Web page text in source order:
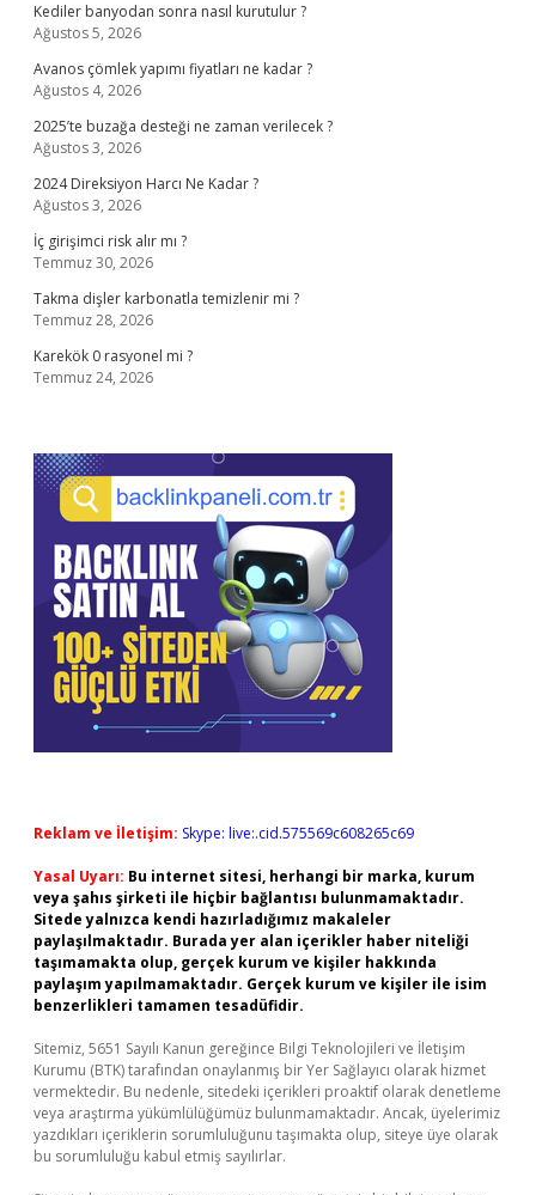
Kediler banyodan sonra nasıl kurutulur ?
Ağustos 5, 2026
Avanos çömlek yapımı fiyatları ne kadar ?
Ağustos 4, 2026
2025’te buzağa desteği ne zaman verilecek ?
Ağustos 3, 2026
2024 Direksiyon Harcı Ne Kadar ?
Ağustos 3, 2026
İç girişimci risk alır mı ?
Temmuz 30, 2026
Takma dişler karbonatla temizlenir mi ?
Temmuz 28, 2026
Karekök 0 rasyonel mi ?
Temmuz 24, 2026
Reklam ve İletişim: Skype: live:.cid.575569c608265c69
Yasal Uyarı: Bu internet sitesi, herhangi bir marka, kurum
veya şahıs şirketi ile hiçbir bağlantısı bulunmamaktadır.
Sitede yalnızca kendi hazırladığımız makaleler
paylaşılmaktadır. Burada yer alan içerikler haber niteliği
taşımamakta olup, gerçek kurum ve kişiler hakkında
paylaşım yapılmamaktadır. Gerçek kurum ve kişiler ile isim
benzerlikleri tamamen tesadüfidir.
Sitemiz, 5651 Sayılı Kanun gereğince Bilgi Teknolojileri ve İletişim
Kurumu (BTK) tarafından onaylanmış bir Yer Sağlayıcı olarak hizmet
vermektedir. Bu nedenle, sitedeki içerikleri proaktif olarak denetleme
veya araştırma yükümlülüğümüz bulunmamaktadır. Ancak, üyelerimiz
yazdıkları içeriklerin sorumluluğunu taşımakta olup, siteye üye olarak
bu sorumluluğu kabul etmiş sayılırlar.